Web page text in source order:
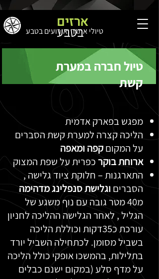
ארזים
בטבע
טיולי אתגר ואירועים בטבע
טיול חברה במערת
קשת
מפגש בפארק אדמית
הליכה קצרה למערת קשת הסברים
על המקוםקפה ומאפה
ארוחת בוקרכפרית על שפת המצוק
התארגנות – חלוקת ציוד גלישה ,
הסברים וגלישת סנפלינג מדהימה
מ40 מטר גובה עם נוף משגע של
הגליל , לאחר הגלישה ההליכה לחניון
עורכת כ35דקות וכוללת הליכה
בשביל מסומן. לכתחילה השביל יורד
בתלילות, בהמשכו אופקי כולל הליכה
על מדף סלע (במקום ישנם כבלים